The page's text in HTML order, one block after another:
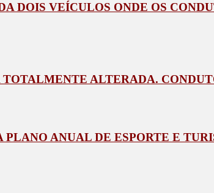
DOIS VEÍCULOS ONDE OS
ALTERADA.
ANUAL DE ESPORTE E